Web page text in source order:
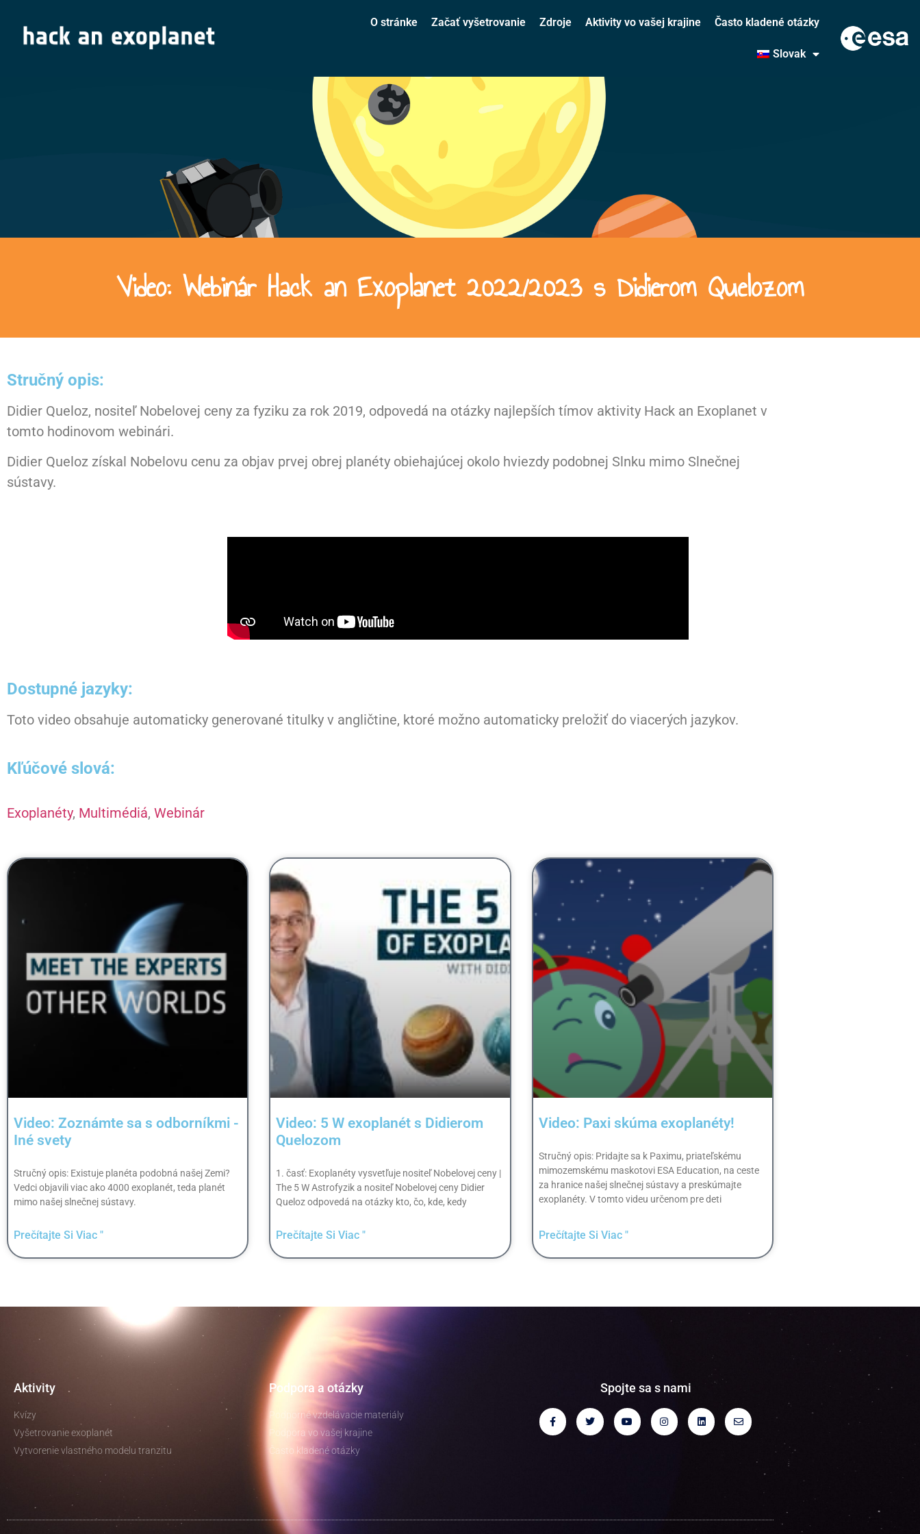
O stránke Začať vyšetrovanie Zdroje Aktivity vo vašej krajine Často kladené otázky
Slovak
Video: Webinár Hack an Exoplanet 2022/2023 s Didierom Quelozom
Stručný opis:
Didier Queloz, nositeľ Nobelovej ceny za fyziku za rok 2019, odpovedá na otázky najlepších tímov aktivity Hack an Exoplanet v
tomto hodinovom webinári.
Didier Queloz získal Nobelovu cenu za objav prvej obrej planéty obiehajúcej okolo hviezdy podobnej Slnku mimo Slnečnej
sústavy.
Dostupné jazyky:
Toto video obsahuje automaticky generované titulky v angličtine, ktoré možno automaticky preložiť do viacerých jazykov.
Kľúčové slová:
Exoplanéty, Multimédiá, Webinár
Video: Zoznámte sa s odborníkmi -
Iné svety
Stručný opis: Existuje planéta podobná našej Zemi?
Vedci objavili viac ako 4000 exoplanét, teda planét
mimo našej slnečnej sústavy.
Prečítajte Si Viac "
Video: 5 W exoplanét s Didierom
Quelozom
1. časť: Exoplanéty vysvetľuje nositeľ Nobelovej ceny |
The 5 W Astrofyzik a nositeľ Nobelovej ceny Didier
Queloz odpovedá na otázky kto, čo, kde, kedy
Prečítajte Si Viac "
Video: Paxi skúma exoplanéty!
Stručný opis: Pridajte sa k Paximu, priateľskému
mimozemskému maskotovi ESA Education, na ceste
za hranice našej slnečnej sústavy a preskúmajte
exoplanéty. V tomto videu určenom pre deti
Prečítajte Si Viac "
Aktivity
Kvízy
Vyšetrovanie exoplanét
Vytvorenie vlastného modelu tranzitu
Podpora a otázky
Podporné vzdelávacie materiály
Podpora vo vašej krajine
Často kladené otázky
Spojte sa s nami